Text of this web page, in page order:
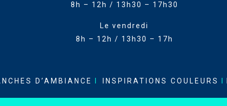
8h – 12h / 13h30 – 17h30
Le vendredi
8h – 12h / 13h30 – 17h
D’AMBIANCE INSPIRATIONS COULEURS